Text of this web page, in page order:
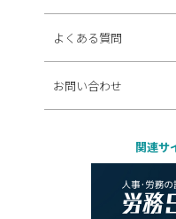
よくある質問
お問い合わせ
関連サ